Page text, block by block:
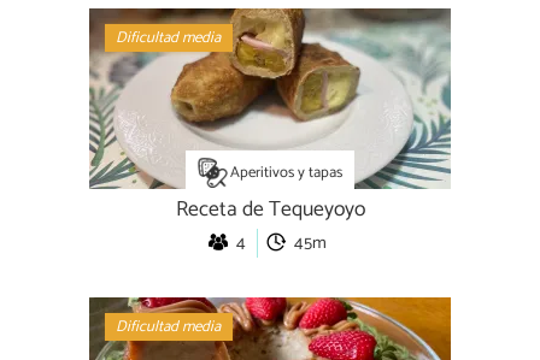
Dificultad media
Aperitivos y tapas
Receta de Tequeyoyo
4 45m
Dificultad media